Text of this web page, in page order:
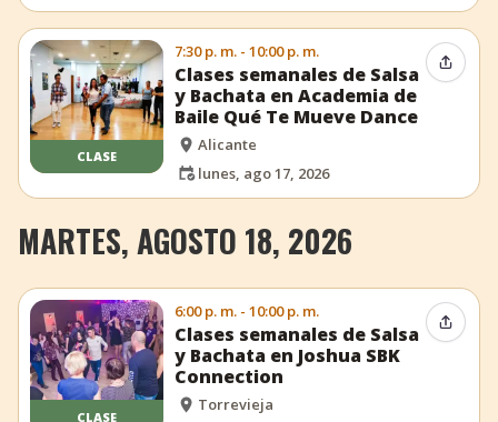
CLASE
7:30 p. m. - 10:00 p. m.
Clases semanales de Salsa
y Bachata en Academia de
Baile Qué Te Mueve Dance
Alicante
lunes, ago 17, 2026
MARTES, AGOSTO 18, 2026
CLASE
6:00 p. m. - 10:00 p. m.
Clases semanales de Salsa
y Bachata en Joshua SBK
Connection
Torrevieja